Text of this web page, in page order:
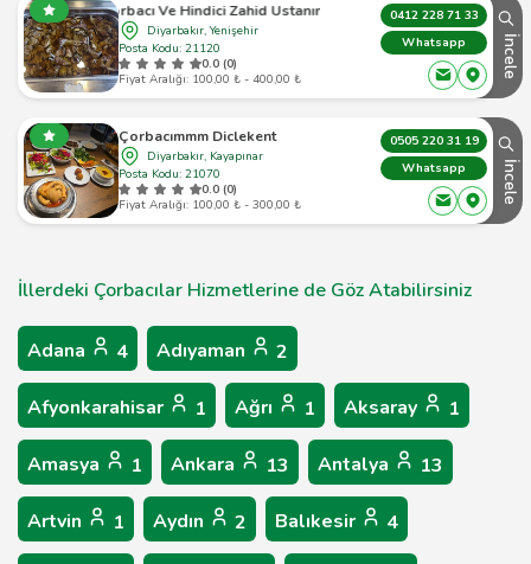
Çorbacı Ve Hindici Zahid Ustanın Yeri
Diyarbakır, Yenişehir
Posta Kodu: 21120
0.0 (0)
Fiyat Aralığı: 100,00 ₺ - 400,00 ₺
0412 228 71 33
Whatsapp
İncele
Çorbacımmm Diclekent
Diyarbakır, Kayapınar
Posta Kodu: 21070
0.0 (0)
Fiyat Aralığı: 100,00 ₺ - 300,00 ₺
0505 220 31 19
Whatsapp
İncele
İllerdeki Çorbacılar Hizmetlerine de Göz Atabilirsiniz
Adana 4 Adıyaman 2
Afyonkarahisar 1 Ağrı 1 Aksaray 1
Amasya 1 Ankara 13 Antalya 13
Artvin 1 Aydın 2 Balıkesir 4